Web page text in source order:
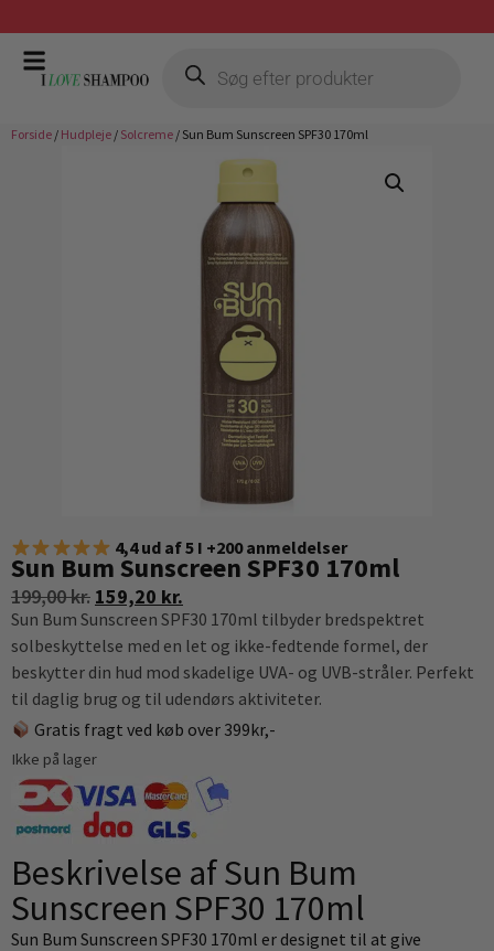
Gratis fragt ved køb over 399,-
Forside / Hudpleje / Solcreme / Sun Bum Sunscreen SPF30 170ml
4,4 ud af 5 I +200 anmeldelser
Sun Bum Sunscreen SPF30 170ml
199,00kr. 159,20 kr.
Sun Bum Sunscreen SPF30 170ml tilbyder bredspektret
solbeskyttelse med en let og ikke-fedtende formel, der
beskytter din hud mod skadelige UVA- og UVB-stråler. Perfekt
til daglig brug og til udendørs aktiviteter.
Gratis fragt ved køb over 399kr,-
Ikke på lager
Beskrivelse af Sun Bum
Sunscreen SPF30 170ml
Sun Bum Sunscreen SPF30 170ml er designet til at give